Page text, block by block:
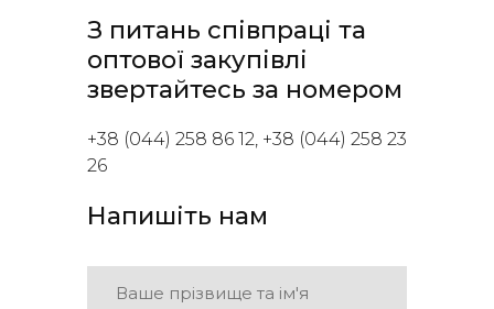
З питань співпраці та
оптової закупівлі
звертайтесь за номером
+38 (044) 258 86 12, +38 (044) 258 23
26
Напишіть нам